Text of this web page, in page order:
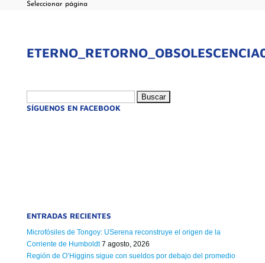
Seleccionar página
SÍGUENOS EN FACEBOOK
ENTRADAS RECIENTES
Microfósiles de Tongoy: USerena reconstruye el origen de la
Corriente de Humboldt 7 agosto, 2026
Región de O’Higgins sigue con sueldos por debajo del promedio